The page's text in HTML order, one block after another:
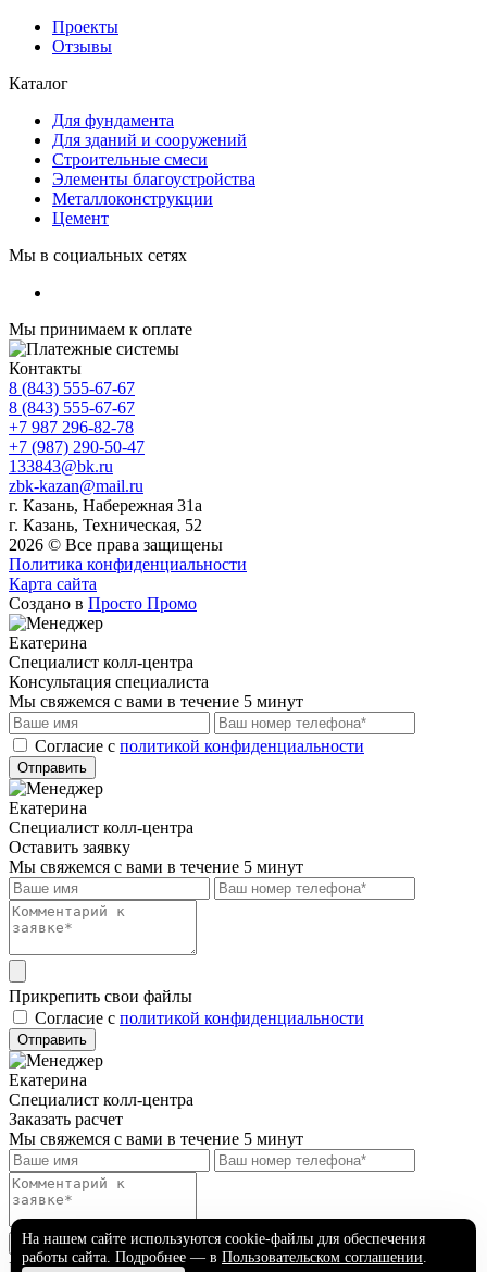
Проекты
Отзывы
Каталог
Для фундамента
Для зданий и сооружений
Строительные смеси
Элементы благоустройства
Металлоконструкции
Цемент
Мы в социальных сетях
Мы принимаем к оплате
Контакты
8 (843) 555-67-67
8 (843) 555-67-67
+7 987 296-82-78
+7 (987) 290-50-47
133843@bk.ru
zbk-kazan@mail.ru
г. Казань, Набережная 31а
г. Казань, Техническая, 52
2026 © Все права защищены
Политика конфиденциальности
Карта сайта
Создано в Просто Промо
Екатерина
Специалист колл-центра
Консультация специалиста
Мы свяжемся с вами в течение 5 минут
Cогласие с политикой конфиденциальности
Отправить
Екатерина
Специалист колл-центра
Оставить заявку
Мы свяжемся с вами в течение 5 минут
Прикрепить свои файлы
Cогласие с политикой конфиденциальности
Отправить
Екатерина
Специалист колл-центра
Заказать расчет
Мы свяжемся с вами в течение 5 минут
Прикрепить свои файлы
На нашем сайте используются cookie-файлы для обеспечения
работы сайта. Подробнее — в Пользовательском соглашении.